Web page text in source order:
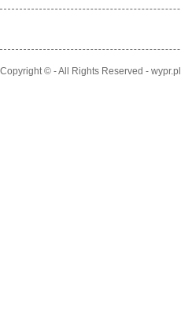
Copyright © - All Rights Reserved - wypr.pl